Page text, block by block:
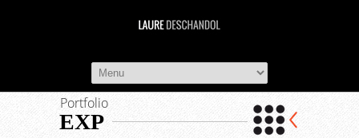
Portfolio
EXP